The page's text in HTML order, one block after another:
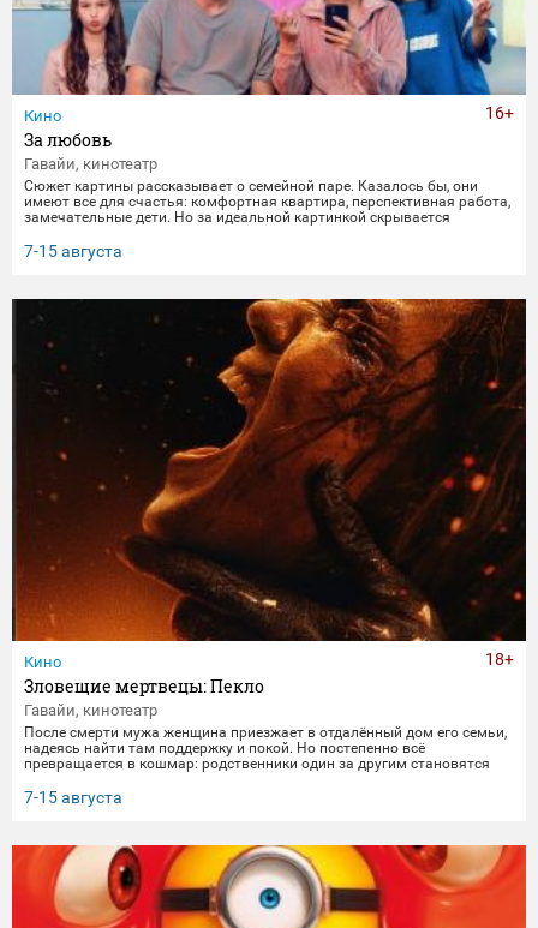
Кино
За любовь
Гавайи, кинотеатр
Сюжет картины рассказывает о семейной паре. Казалось бы, они
имеют все для счастья: комфортная квартира, перспективная работа,
замечательные дети. Но за идеальной картинкой скрывается
жизнью, убегая от рутины и последствий быта. Однажды пара
получает бутылку с волшебным напитком. Теперь их жизнь — это
7-15 августа
16+
Кино
Зловещие мертвецы: Пекло
Гавайи, кинотеатр
После смерти мужа женщина приезжает в отдалённый дом его семьи,
надеясь найти там поддержку и покой. Но постепенно всё
превращается в кошмар: родственники один за другим становятся
клятвы любви и верности не заканчиваются даже со смертью.
7-15 августа
18+